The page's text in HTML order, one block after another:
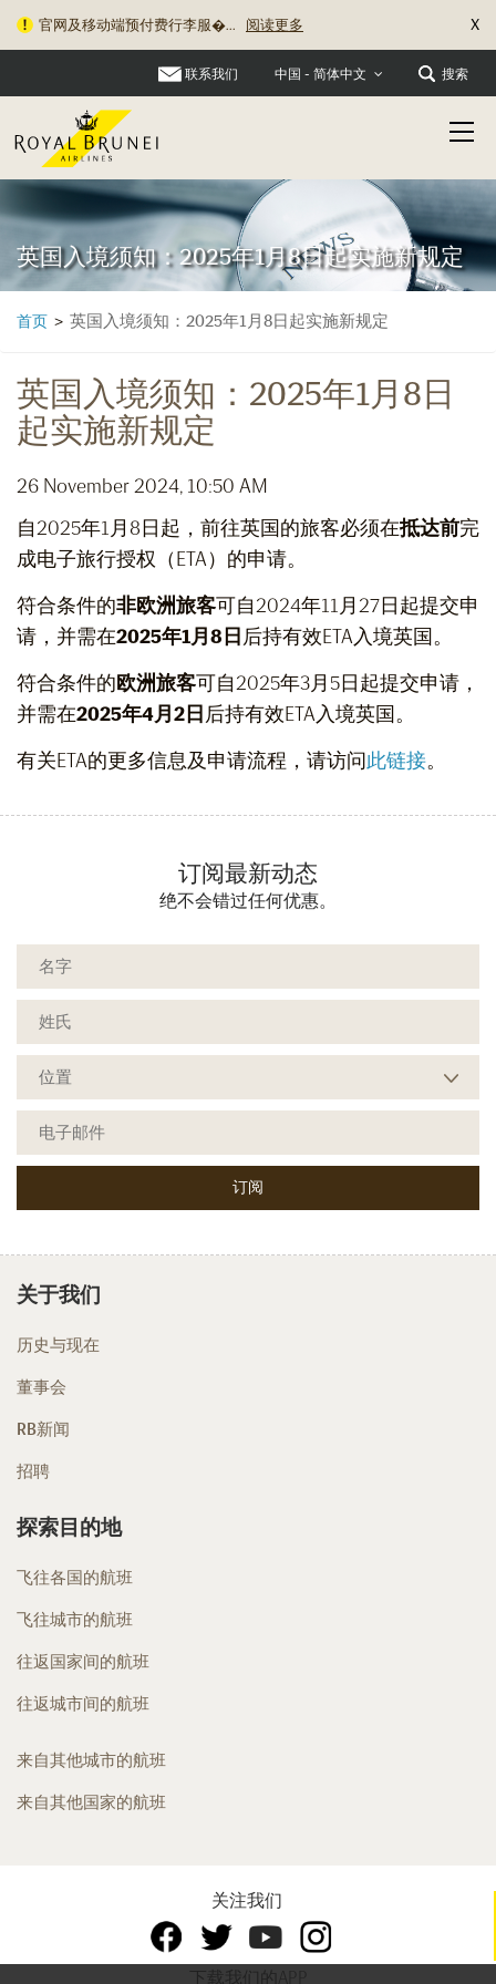
官网及移动端预付费行李服�... 阅读更多 X
联系我们 中国 - 简体中文 搜索
英国入境须知：2025年1月8日起实施新规定
首页 > 英国入境须知：2025年1月8日起实施新规定
英国入境须知：2025年1月8日
起实施新规定
26 November 2024, 10:50 AM
自2025年1月8日起，前往英国的旅客必须在抵达前完
成电子旅行授权（ETA）的申请。
符合条件的非欧洲旅客可自2024年11月27日起提交申
请，并需在2025年1月8日 后持有效ETA入境英国。
符合条件的欧洲旅客可自2025年3月5日起提交申请，
并需在2025年4月2日 后持有效ETA入境英国。
有关ETA的更多信息及申请流程，请访问此链接。
订阅最新动态
绝不会错过任何优惠。
关于我们
历史与现在
董事会
RB新闻
招聘
探索目的地
飞往各国的航班
飞往城市的航班
往返国家间的航班
往返城市间的航班
来自其他城市的航班
来自其他国家的航班
关注我们
下载我们的APP